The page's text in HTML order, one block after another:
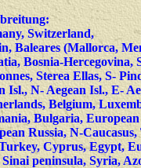
Switzerland,
Baleares (Mallorca,
Bosnia-
Sterea Ellas, S-
Isl., N- Aegean Isl., E-
Belgium,
Bulgaria,
Russia, N-
Cyprus, Egypt,
peninsula, Syria,